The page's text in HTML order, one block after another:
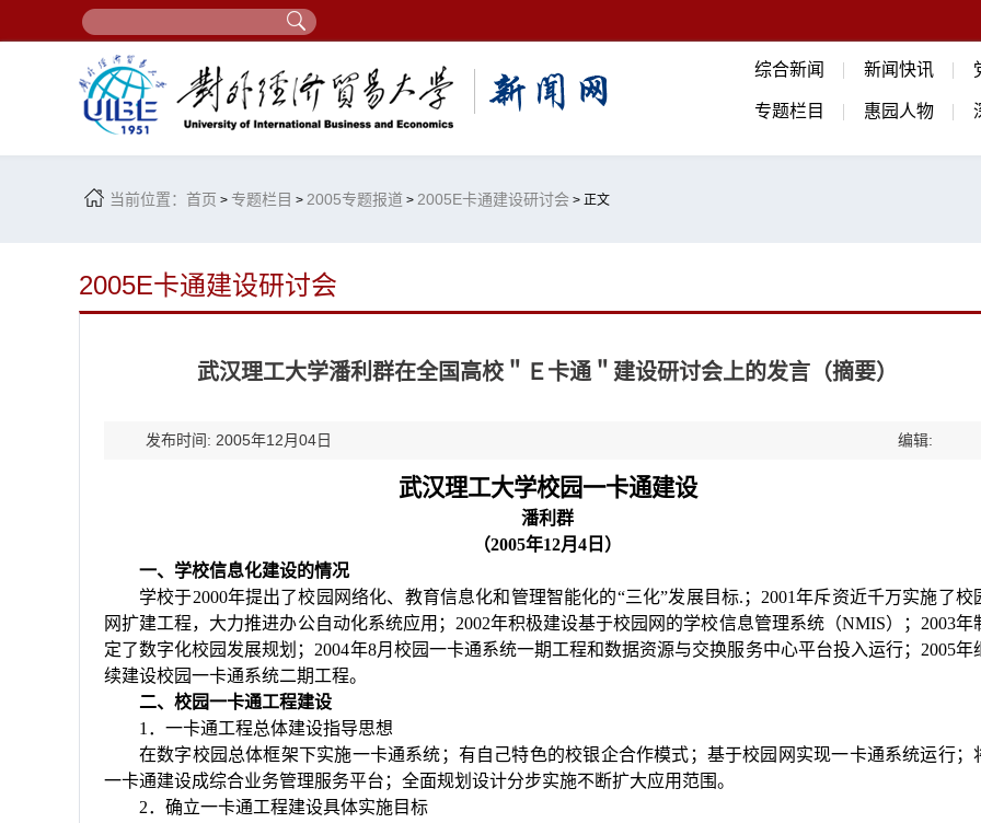
综合新闻 新闻快讯
专题栏目 惠园人物
当前位置： 首页 > 专题栏目 > 2005专题报道 > 2005E卡通建设研讨会 > 正文
2005E卡通建设研讨会
武汉理工大学潘利群在全国高校＂Ｅ卡通＂建设研讨会上的发言（摘要）
发布时间: 2005年12月04日 编辑:
武汉理工大学校园一卡通建设
潘利群
（2005年12月 4 日）
一、学校信息化建设的情况
学校于2000年提出了校园网络化、教育信息化和管理智能化的“三化”发展目标. ； 2001年斥资近千万实施了校
网扩建工程，大力推进办公自动化系统应用； 2002年积极建设基于校园网的学校信息管理系统（NMIS）； 2003年
定了数字化校园发展规划； 2004年8月校园一卡通系统一期工程和数据资源与交换服务中心平台投入运行； 2005年
续建设校园一卡通系统二期工程。
二、校园一卡通工程建设
1 ．一卡通工程总体建设指导思想
在数字校园总体框架下实施一卡通系统；有自己特色的校银企合作模式；基于校园网实现一卡通系统运行；
一卡通建设成综合业务管理服务平台；全面规划设计分步实施不断扩大应用范围。
2．确立一卡通工程建设具体实施目标